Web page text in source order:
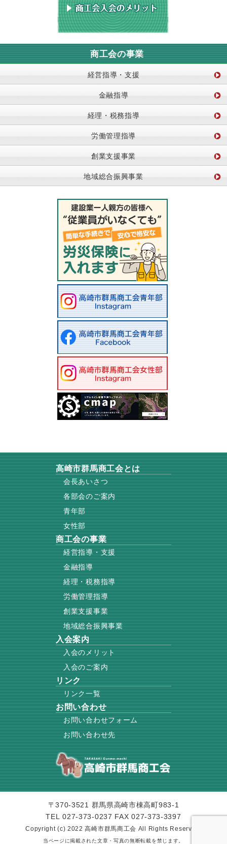
商工会の事業
経営指導・支援
金融指導
経理・税務指導
労働管理指導
創業支援事業
地域総合振興事業
高崎市群馬商工会とは
会長あいさつ
各部会のご案内
青年部
女性部
商工会の事業
経営指導・支援
金融指導
経理・税務指導
労働管理指導
創業支援事業
地域総合振興事業
入会案内
入会のメリット
入会のご案内
リンク
リンク一覧
お問い合わせ
お問い合わせフォーム
お問い合わせ先
〒370-3521 群馬県高崎市棟高町983-1
TEL 027-373-0237 FAX 027-373-3397
Copyright (c) 2022 高崎市群馬商工会 All Rights Reserved.
当ページに掲載された文章・写真の無断転載を禁じます。